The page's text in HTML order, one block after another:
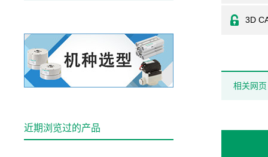
3D
相关网页
近期浏览过的产品